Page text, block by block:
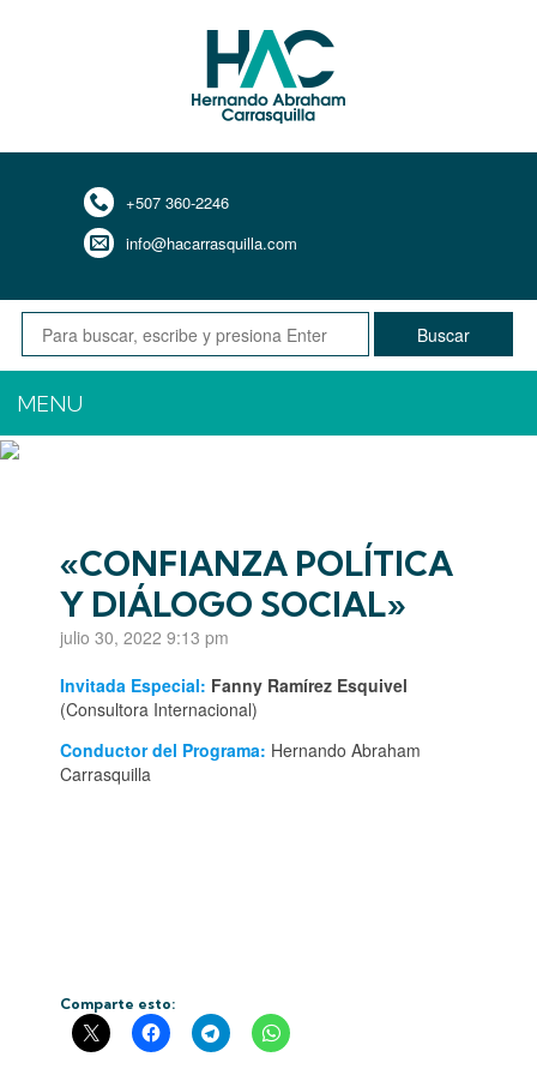
+507 360-2246
info@hacarrasquilla.com
Buscar
«CONFIANZA POLÍTICA
Y DIÁLOGO SOCIAL»
julio 30, 2022 9:13 pm
Invitada Especial: Fanny Ramírez Esquivel
(Consultora Internacional)
Conductor del Programa: Hernando Abraham
Carrasquilla
Comparte esto: